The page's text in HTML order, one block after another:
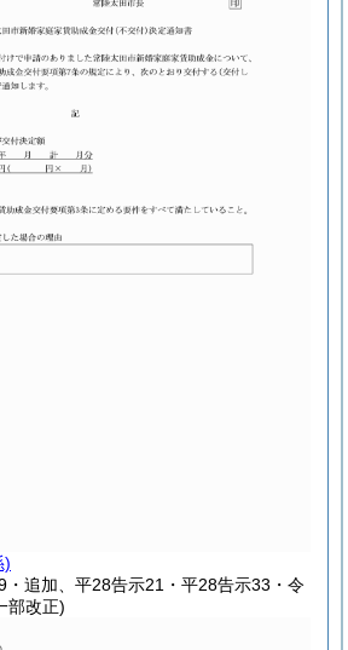
)
・追加、平28告示21・平28告示33・令
部改正)